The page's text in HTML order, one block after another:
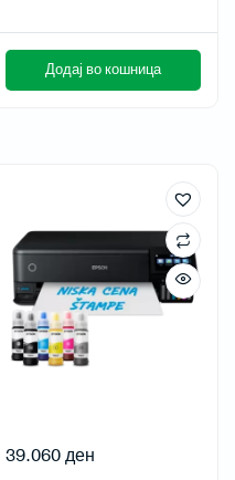
Додај во кошница
39.060ден